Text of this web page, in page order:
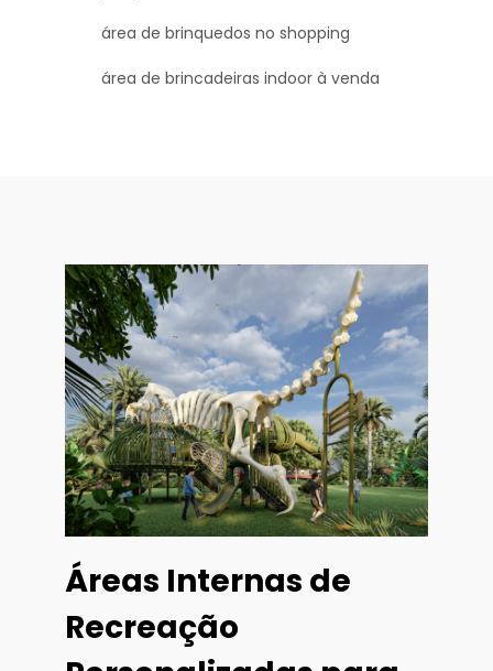
área de brinquedos no shopping
área de brincadeiras indoor à venda
Áreas Internas de
Recreação